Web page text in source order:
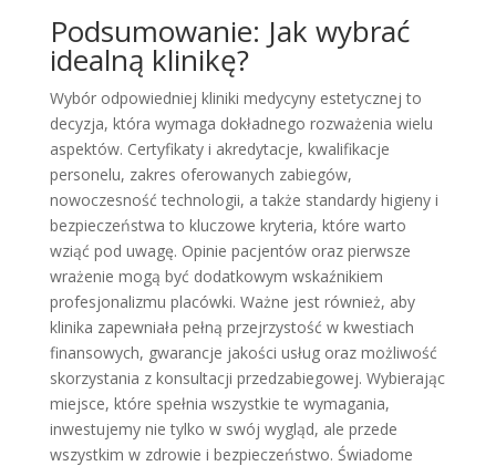
Podsumowanie: Jak wybrać
idealną klinikę?
Wybór odpowiedniej kliniki medycyny estetycznej to
decyzja, która wymaga dokładnego rozważenia wielu
aspektów. Certyfikaty i akredytacje, kwalifikacje
personelu, zakres oferowanych zabiegów,
nowoczesność technologii, a także standardy higieny i
bezpieczeństwa to kluczowe kryteria, które warto
wziąć pod uwagę. Opinie pacjentów oraz pierwsze
wrażenie mogą być dodatkowym wskaźnikiem
profesjonalizmu placówki. Ważne jest również, aby
klinika zapewniała pełną przejrzystość w kwestiach
finansowych, gwarancje jakości usług oraz możliwość
skorzystania z konsultacji przedzabiegowej. Wybierając
miejsce, które spełnia wszystkie te wymagania,
inwestujemy nie tylko w swój wygląd, ale przede
wszystkim w zdrowie i bezpieczeństwo. Świadome